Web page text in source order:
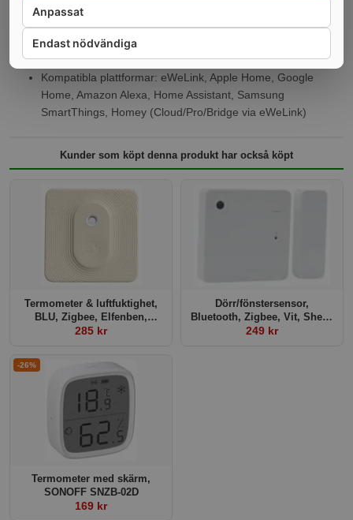
Luftfuktighet: 5–95% RH (icke-kondenserande)
Placering: Inomhus
Relä: 10 000 cykler
App: eWeLink (iOS/Android)
Kompatibla plattformar: eWeLink, Apple Home, Google
Home, Amazon Alexa, Home Assistant, Samsung
SmartThings, Homey (Cloud/Pro/Bridge via eWeLink)
Kunder som köpt denna produkt har också köpt
Termometer & luftfuktighet,
BLU, Zigbee, Elfenben,
Shelly BLU H&T Ivory
285 kr
Dörr/fönstersensor,
Bluetooth, Zigbee, Vit, Shelly
BLU Door/Window ZB
249 kr
-26%
Termometer med skärm,
SONOFF SNZB-02D
169 kr
Endast nödvändiga
Anpassat